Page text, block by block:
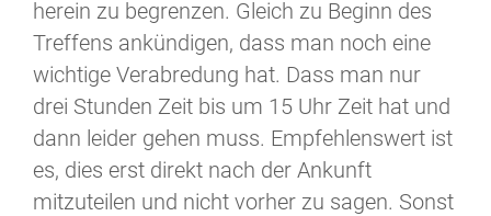
herein zu begrenzen. Gleich zu Beginn des
Treffens ankündigen, dass man noch eine
wichtige Verabredung hat. Dass man nur
drei Stunden Zeit bis um 15 Uhr Zeit hat und
dann leider gehen muss. Empfehlenswert ist
es, dies erst direkt nach der Ankunft
mitzuteilen und nicht vorher zu sagen. Sonst